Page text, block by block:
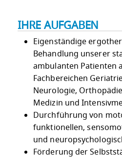
IHRE AUFGABEN
Eigenständige
Behandlung unserer
ambulanten Patienten
Fachbereichen
Neurologie,
Medizin und
Durchführung von
funktionellen,
und
Förderung der